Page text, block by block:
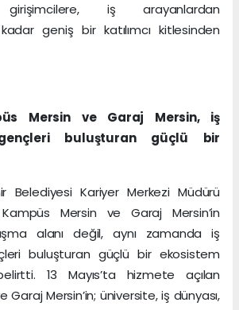
girişimcilere, iş arayanlardan
geniş bir katılımcı kitlesinden
Mersin ve Garaj Mersin, iş
buluşturan güçlü bir
Belediyesi Kariyer Merkezi Müdürü
Mersin ve Garaj Mersin’in
alanı değil, aynı zamanda iş
buluşturan güçlü bir ekosistem
13 Mayıs’ta hizmete açılan
Garaj Mersin’in; üniversite, iş dünyası,